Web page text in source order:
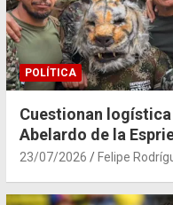
POLÍTICA
Cuestionan
Abelardo de la
23/07/2026 Felipe